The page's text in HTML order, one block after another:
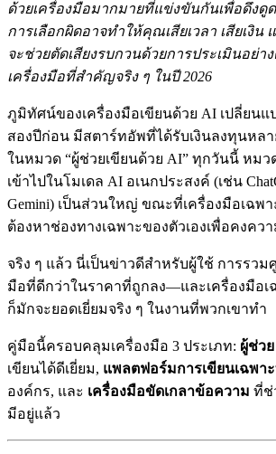
ด้วยเครื่องมือมากมายที่แข่งขันกันเพื่อดึง
การเลือกผิดอาจทำให้คุณเสียเวลา เสียเงิ
จะช่วยตัดเสียงรบกวนด้วยการประเมินอย่า
เครื่องมือที่สำคัญจริง ๆ ในปี 2026
ภูมิทัศน์ของเครื่องมือเขียนด้วย AI เปลี่ยนแ
สองปีก่อน มีสตาร์ทอัพที่ได้รับเงินลงทุนหล
ในหมวด “ผู้ช่วยเขียนด้วย AI” ทุกวันนี้ หม
เข้าไปในโมเดล AI อเนกประสงค์ (เช่น
Gemini) เป็นส่วนใหญ่ ขณะที่เครื่องมือเฉพ
ต้องหาช่องทางเฉพาะของตัวเองเพื่อคงคว
จริง ๆ แล้ว นี่เป็นข่าวดีสำหรับผู้ใช้ การรวม
มือที่ดีกว่าในราคาที่ถูกลง—และเครื่องมือเ
ก็มักจะยอดเยี่ยมจริง ๆ ในงานที่พวกเขาทำ
คู่มือนี้ครอบคลุมเครื่องมือ 3 ประเภท: ผู้ช่ว
เขียนได้ดีเยี่ยม, แพลตฟอร์มการเขียนเฉพา
องค์กร, และ เครื่องมือขัดเกลาข้อความ ที่ช่
มีอยู่แล้ว